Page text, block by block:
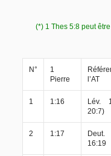
(*) 1 Thes 5:8 peut
N°
1
Pierre
l’AT
1 1:16
Lév.
20:7)
2 1:17
16:19